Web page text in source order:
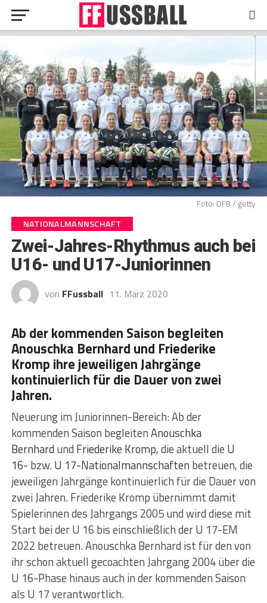
Foto: DFB / getty
NATIONALMANNSCHAFT
Zwei-Jahres-Rhythmus auch bei
U16- und U17-Juniorinnen
von FFussball 11. März 2020
Ab der kommenden Saison begleiten
Anouschka Bernhard und Friederike
Kromp ihre jeweiligen Jahrgänge
kontinuierlich für die Dauer von zwei
Jahren.
Neuerung im Juniorinnen-Bereich: Ab der
kommenden Saison begleitenAnouschka
Bernhard und Friederike Kromp, die aktuell die U
16- bzw.U 17-Nationalmannschaften betreuen, die
jeweiligen Jahrgänge kontinuierlich für die Dauer von
zwei Jahren. Friederike Kromp übernimmt damit
Spielerinnen des Jahrgangs 2005 und wird diese mit
Start bei der U 16 bis einschließlich der U 17-EM
2022 betreuen. Anouschka Bernhard ist für den von
ihr schon aktuell gecoachten Jahrgang 2004 über die
U 16-Phase hinaus auch in der kommenden Saison
als U 17 verantwortlich.